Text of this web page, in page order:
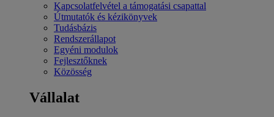
Kapcsolatfelvétel a támogatási csapattal
Útmutatók és kézikönyvek
Tudásbázis
Rendszerállapot
Egyéni modulok
Fejlesztőknek
Közösség
Vállalat